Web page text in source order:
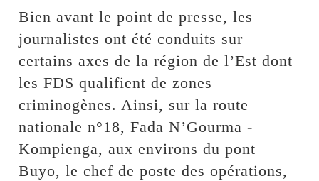
Bien avant le point de presse, les
journalistes ont été conduits sur
certains axes de la région de l’Est dont
les FDS qualifient de zones
criminogènes. Ainsi, sur la route
nationale n°18, Fada N’Gourma -
Kompienga, aux environs du pont
Buyo, le chef de poste des opérations,